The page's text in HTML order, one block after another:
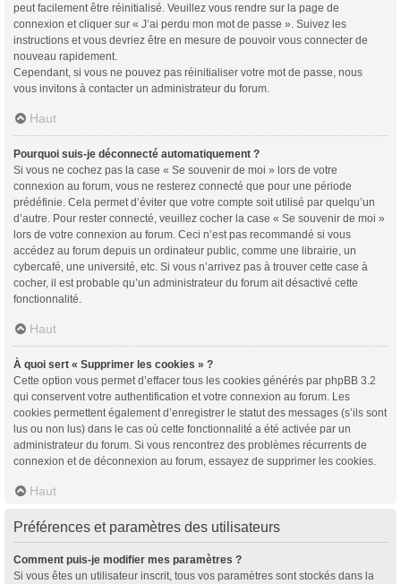
peut facilement être réinitialisé. Veuillez vous rendre sur la page de
connexion et cliquer sur « J’ai perdu mon mot de passe ». Suivez les
instructions et vous devriez être en mesure de pouvoir vous connecter de
nouveau rapidement.
Cependant, si vous ne pouvez pas réinitialiser votre mot de passe, nous
vous invitons à contacter un administrateur du forum.
Haut
Pourquoi suis-je déconnecté automatiquement ?
Si vous ne cochez pas la case « Se souvenir de moi » lors de votre
connexion au forum, vous ne resterez connecté que pour une période
prédéfinie. Cela permet d’éviter que votre compte soit utilisé par quelqu’un
d’autre. Pour rester connecté, veuillez cocher la case « Se souvenir de moi »
lors de votre connexion au forum. Ceci n’est pas recommandé si vous
accédez au forum depuis un ordinateur public, comme une librairie, un
cybercafé, une université, etc. Si vous n’arrivez pas à trouver cette case à
cocher, il est probable qu’un administrateur du forum ait désactivé cette
fonctionnalité.
Haut
À quoi sert « Supprimer les cookies » ?
Cette option vous permet d’effacer tous les cookies générés par phpBB 3.2
qui conservent votre authentification et votre connexion au forum. Les
cookies permettent également d’enregistrer le statut des messages (s’ils sont
lus ou non lus) dans le cas où cette fonctionnalité a été activée par un
administrateur du forum. Si vous rencontrez des problèmes récurrents de
connexion et de déconnexion au forum, essayez de supprimer les cookies.
Haut
Préférences et paramètres des utilisateurs
Comment puis-je modifier mes paramètres ?
Si vous êtes un utilisateur inscrit, tous vos paramètres sont stockés dans la